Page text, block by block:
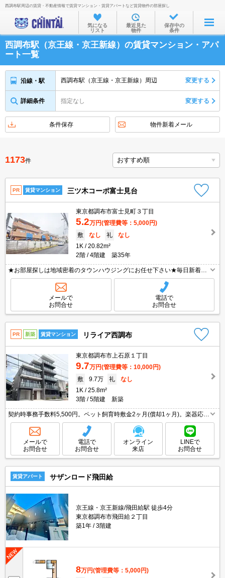
お部屋を探す
沿線・駅から
住所から
家賃相場から
不動産会社から
西調布駅周辺の賃貸・不動産情報で賃貸マンション・賃貸アパートなど賃貸物件の部屋探し
気になる
リスト
最近見た
物件
保存中の
条件
西調布駅（京王線・京王新線）の賃貸マンション・アパ
ート一覧
沿線・駅 西調布駅（京王線・京王新線）周辺 変更する
詳細条件 指定なし 変更する
条件保存 物件新着メール
1173件
PR 賃貸マンション 三ツ木コーポ富士見台
東京都調布市富士見町３丁目
5.2万円(管理費等：5,000円)
敷
なし 礼
なし
1K
20.82m²
2階
4階建 築35年
★お部屋探しは地域密着のタウンハウジングにお任せ下さい★毎日新着情
報更新中★
メールで
お問合せ
電話で
お問合せ
PR 新築 賃貸マンション リライア西調布
東京都調布市上石原１丁目
9.7万円(管理費等：10,000円)
敷
9.7万 礼
なし
1K
25.8m²
3階
5階建 新築
契約時事務手数料5,500円。ペット飼育時敷金2ヶ月(償却1ヶ月)。楽器応相
談。オートロック。エレベーターあり。TVインターホン付き。宅配ボック
スあり。敷地内防犯カメラ設置。駐輪場有。
メールで
お問合せ
電話で
お問合せ
オンライン
来店
LINEで
お問合せ
賃貸アパート サザンロード飛田給
京王線・京王新線/飛田給駅 徒歩4分
東京都調布市飛田給２丁目
築1年
3階建
8万円(管理費等：5,000円)